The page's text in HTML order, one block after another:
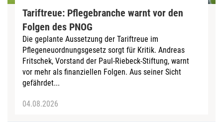
Tariftreue: Pflegebranche warnt vor den
Folgen des PNOG
Die geplante Aussetzung der Tariftreue im
Pflegeneuordnungsgesetz sorgt für Kritik. Andreas
Fritschek, Vorstand der Paul-Riebeck-Stiftung, warnt
vor mehr als finanziellen Folgen. Aus seiner Sicht
gefährdet...
04.08.2026